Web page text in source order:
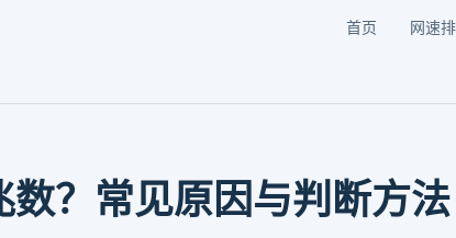
首页 网速
？常见原因与判断方法